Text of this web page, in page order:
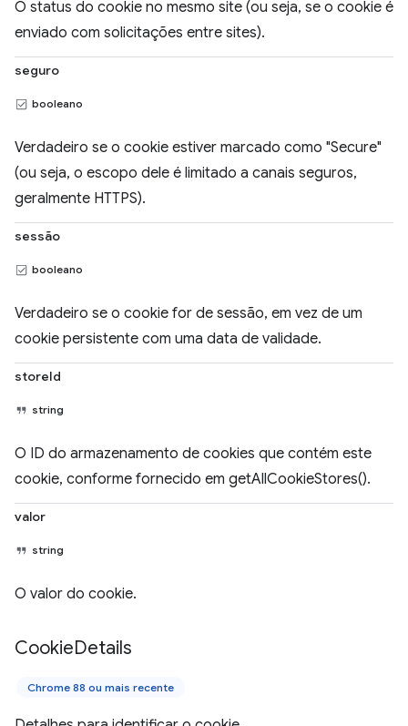
O status do cookie no mesmo site (ou seja, se o cookie é
enviado com solicitações entre sites).
seguro
booleano
Verdadeiro se o cookie estiver marcado como "Secure"
(ou seja, o escopo dele é limitado a canais seguros,
geralmente HTTPS).
sessão
booleano
Verdadeiro se o cookie for de sessão, em vez de um
cookie persistente com uma data de validade.
storeId
string
O ID do armazenamento de cookies que contém este
cookie, conforme fornecido em getAllCookieStores().
valor
string
O valor do cookie.
CookieDetails
Chrome 88 ou mais recente